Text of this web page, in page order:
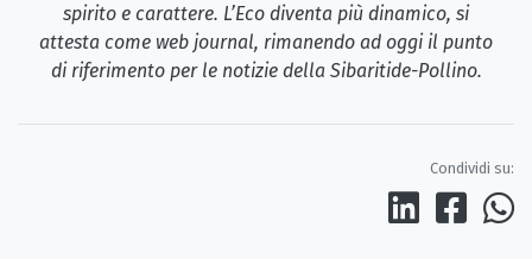
spirito e carattere. L’Eco diventa più dinamico, si
attesta come web journal, rimanendo ad oggi il punto
di riferimento per le notizie della Sibaritide-Pollino.
Condividi su: